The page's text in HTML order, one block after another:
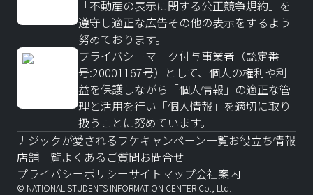
「不動産の表示に関する公正競争規約」を
遵守し適正な広告その他の表示をするよう
努めております。
プライバシーマーク付与事業者（認定番
号:20001167号）として、個人の権利や利
益を保護しながら「個人情報」の適正な管
理と活用を行い「個人情報」を適切に取り
扱うことに努めています。
ナジックが愛されるワケキャンペーン一覧お役立ち情報
店舗一覧よくあるご質問お問合せ
プライバシーポリシーサイトマップ会社案内
© NATIONAL STUDENTS INFORMATION CENTER Co., Ltd.